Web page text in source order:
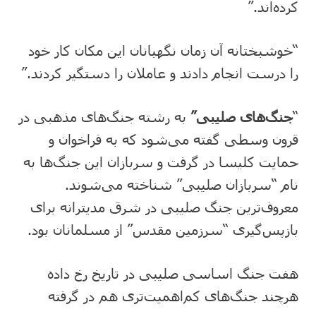
کرده‌اند.”
“خوشبختانه آن زمان نگهبانان این مکان کار خود
را درست انجام دادند و عاملان را دستگیر کردند.”
“جنگ‌های صلیبی” به رشته جنگ‌های مذهبی در
قرون وسطی گفته می‌شود که به فراخوان و
حمایت کلیسا در گرفت و سربازان این جنگ‌ها به
نام “سربازان صلیبی” شناخته می‌شوند.
معروف‌ترین جنگ‌ صلیبی در شرق مدیترانه برای
بازپس‌گیری “سرزمین مقدس” از مسلمانان بود.
هفت جنگ اساسی صلیبی در تاریخ رخ داده
هرچند جنگ‌های کم‌اهمیت‌تری هم در گرفته